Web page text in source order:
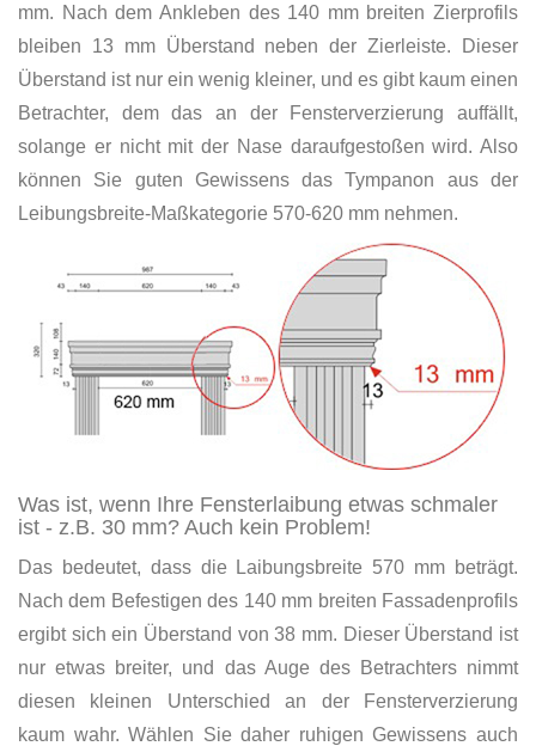
mm. Nach dem Ankleben des 140 mm breiten Zierprofils
bleiben 13 mm Überstand neben der Zierleiste. Dieser
Überstand ist nur ein wenig kleiner, und es gibt kaum einen
Betrachter, dem das an der Fensterverzierung auffällt,
solange er nicht mit der Nase daraufgestoßen wird. Also
können Sie guten Gewissens das Tympanon aus der
Leibungsbreite-Maßkategorie 570-620 mm nehmen.
Was ist, wenn Ihre Fensterlaibung etwas schmaler
ist - z.B. 30 mm? Auch kein Problem!
Das bedeutet, dass die Laibungsbreite 570 mm beträgt.
Nach dem Befestigen des 140 mm breiten Fassadenprofils
ergibt sich ein Überstand von 38 mm. Dieser Überstand ist
nur etwas breiter, und das Auge des Betrachters nimmt
diesen kleinen Unterschied an der Fensterverzierung
kaum wahr. Wählen Sie daher ruhigen Gewissens auch